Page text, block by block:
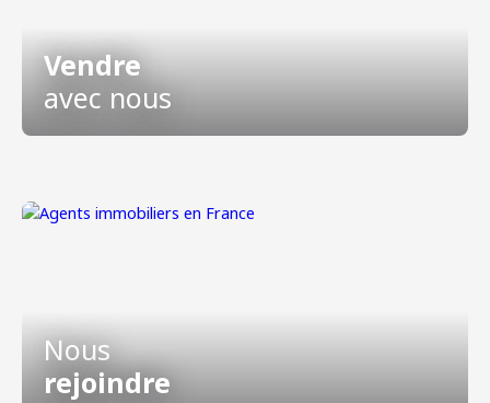
Vendre
avec nous
Nous
rejoindre